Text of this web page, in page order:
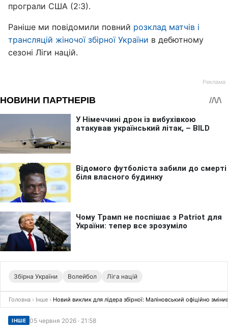
програли США (2:3).
Раніше ми повідомили повний розклад матчів і
трансляцій жіночої збірної України в дебютному
сезоні Ліги націй.
Збірна України Волейбол Ліга націй
Головна › Інше › Новий виклик для лідера збірної: Маліновський офіційно
ІНШЕ 05 червня 2026 · 21:58